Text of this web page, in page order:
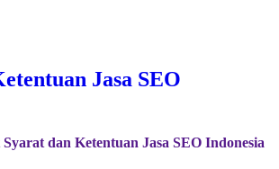
Jasa SEO
dan Ketentuan Jasa SEO Indonesia